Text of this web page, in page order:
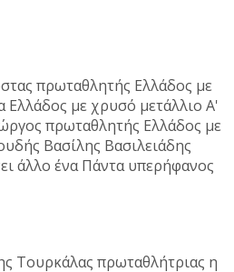
πρωταθλητής Ελλάδος με
Ελλάδος με χρυσό μετάλλιο Α'
πρωταθλητής Ελλάδος με
Βασίλης Βασιλειάδης
άλλο ένα Πάντα υπερήφανος
Τουρκάλας πρωταθλήτριας η